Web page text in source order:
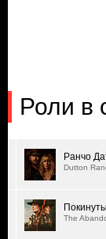
Роли в
Ранчо
Dutton
The